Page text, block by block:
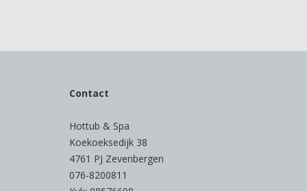
Contact
Hottub & Spa
Koekoeksedijk 38
4761 PJ Zevenbergen
076-8200811